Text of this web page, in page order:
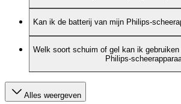
Kan ik de batterij van mijn Philips-
Welk soort schuim of gel kan ik
Philips-
Alles weergeven